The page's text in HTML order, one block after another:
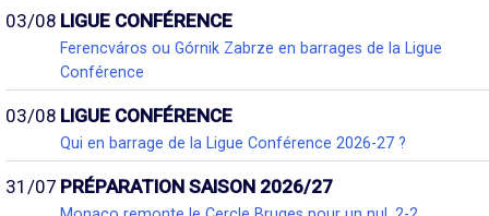
03/08 LIGUE CONFÉRENCE
Ferencváros ou Górnik Zabrze en barrages de la Ligue
Conférence
03/08 LIGUE CONFÉRENCE
Qui en barrage de la Ligue Conférence 2026-27 ?
31/07 PRÉPARATION SAISON 2026/27